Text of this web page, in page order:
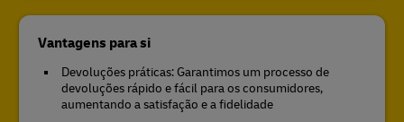
Vantagens para si
Devoluções práticas: Garantimos um processo de
devoluções rápido e fácil para os consumidores,
aumentando a satisfação e a fidelidade